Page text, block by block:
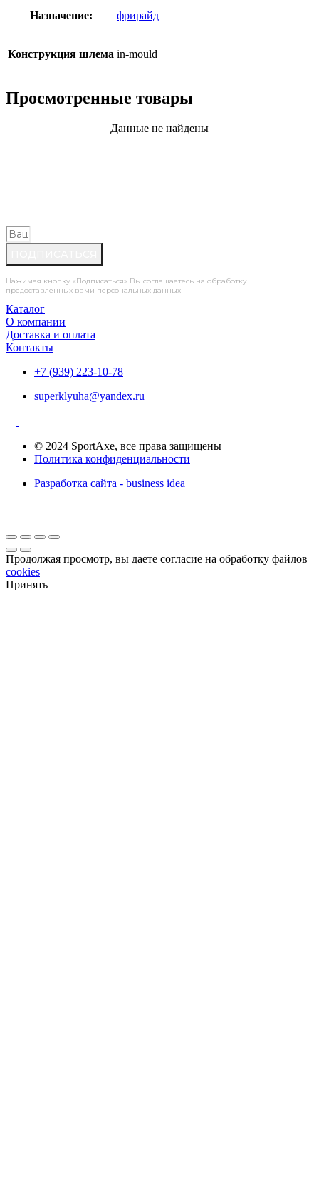
Назначение: фрирайд
Конструкция шлема in-mould
Просмотренные товары
Данные не найдены
Нажимая кнопку «Подписаться» Вы соглашаетесь на обработку
предоставленных вами персональных данных
Каталог
О компании
Доставка и оплата
Контакты
+7 (939) 223-10-78
superklyuha@yandex.ru
© 2024 SportAxe, все права защищены
Политика конфиденциальности
Разработка сайта - business idea
Продолжая просмотр, вы даете согласие на обработку файлов
cookies
Принять